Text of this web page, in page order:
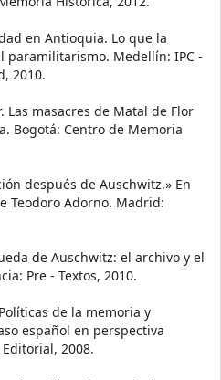
en Antioquia. Lo que la
paramilitarismo. Medellín: IPC -
2010.
Las masacres de Matal de Flor
Bogotá: Centro de Memoria
después de Auschwitz.» En
Teodoro Adorno. Madrid:
de Auschwitz: el archivo y el
Pre - Textos, 2010.
de la memoria y
español en perspectiva
2008.